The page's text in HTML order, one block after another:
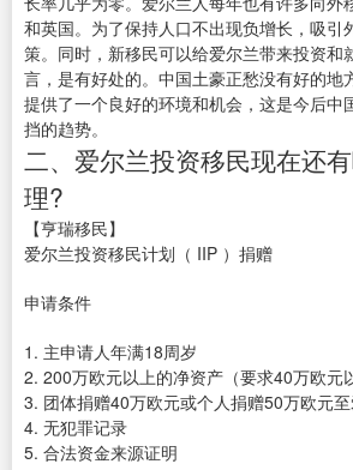
和英国。为了保持人口不出现负增长，吸引
策。同时，新移民可以给爱尔兰带来投资和
言，是有好处的。中国土豪正愁没有好的地
提供了一个良好的环境和机会，这是今后中
挡的趋势。
二、爱尔兰投资移民现在还
理?
【亨瑞移民】
爱尔兰投资移民计划（ IIP ）捐赠
申请条件
1. 主申请人年满18周岁
2. 200万欧元以上的净资产（要求40万欧元
3. 团体捐赠40万欧元或个人捐赠50万欧元
4. 无犯罪记录
5. 合法资金来源证明